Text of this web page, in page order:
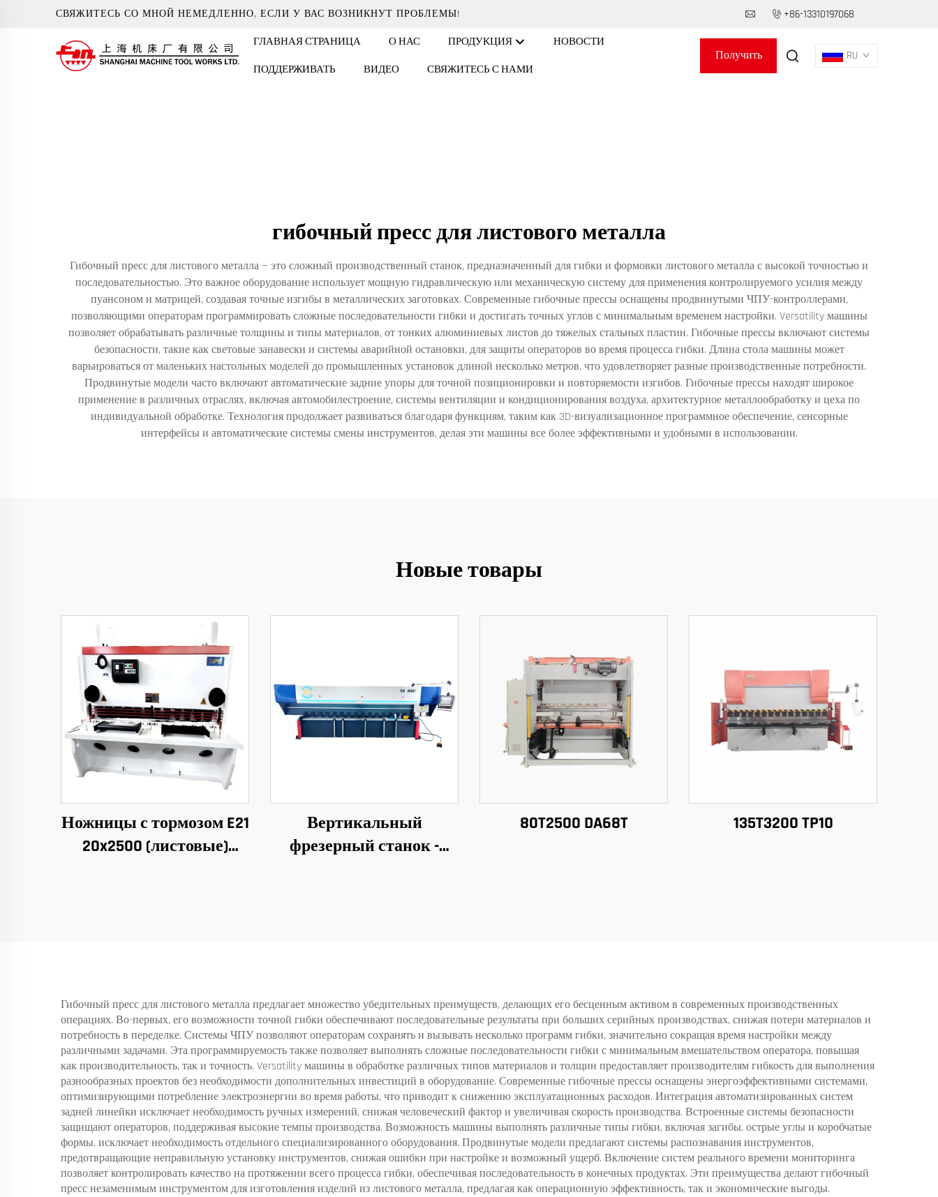
СВЯЖИТЕСЬ СО МНОЙ НЕМЕДЛЕННО, ЕСЛИ У ВАС ВОЗНИКНУТ ПРОБЛЕМЫ! +86-13310197068
ГЛАВНАЯ СТРАНИЦА О НАС ПРОДУКЦИЯ НОВОСТИ
ПОДДЕРЖИВАТЬ ВИДЕО СВЯЖИТЕСЬ С НАМИ
Получить RU
гибочный пресс для листового металла
Гибочный пресс для листового металла — это сложный производственный станок, предназначенный для гибки и формовки листового металла с высокой точностью и
последовательностью. Это важное оборудование использует мощную гидравлическую или механическую систему для применения контролируемого усилия между
пуансоном и матрицей, создавая точные изгибы в металлических заготовках. Современные гибочные прессы оснащены продвинутыми ЧПУ-контроллерами,
позволяющими операторам программировать сложные последовательности гибки и достигать точных углов с минимальным временем настройки. Versatility машины
позволяет обрабатывать различные толщины и типы материалов, от тонких алюминиевых листов до тяжелых стальных пластин. Гибочные прессы включают системы
безопасности, такие как световые занавески и системы аварийной остановки, для защиты операторов во время процесса гибки. Длина стола машины может
варьироваться от маленьких настольных моделей до промышленных установок длиной несколько метров, что удовлетворяет разные производственные потребности.
Продвинутые модели часто включают автоматические задние упоры для точной позиционировки и повторяемости изгибов. Гибочные прессы находят широкое
применение в различных отраслях, включая автомобилестроение, системы вентиляции и кондиционирования воздуха, архитектурное металлообработку и цеха по
индивидуальной обработке. Технология продолжает развиваться благодаря функциям, таким как 3D-визуализационное программное обеспечение, сенсорные
интерфейсы и автоматические системы смены инструментов, делая эти машины все более эффективными и удобными в использовании.
Новые товары
Ножницы с тормозом E21
20x2500 (листовые)
Вертикальный
фрезерный станок -
80T2500 DA68T 135T3200 TP10
Гибочный пресс для листового металла предлагает множество убедительных преимуществ, делающих его бесценным активом в современных производственных
операциях. Во-первых, его возможности точной гибки обеспечивают последовательные результаты при больших серийных производствах, снижая потери материалов и
потребность в переделке. Системы ЧПУ позволяют операторам сохранять и вызывать несколько программ гибки, значительно сокращая время настройки между
различными задачами. Эта программируемость также позволяет выполнять сложные последовательности гибки с минимальным вмешательством оператора, повышая
как производительность, так и точность. Versatility машины в обработке различных типов материалов и толщин предоставляет производителям гибкость для выполнения
разнообразных проектов без необходимости дополнительных инвестиций в оборудование. Современные гибочные прессы оснащены энергоэффективными системами,
оптимизирующими потребление электроэнергии во время работы, что приводит к снижению эксплуатационных расходов. Интеграция автоматизированных систем
задней линейки исключает необходимость ручных измерений, снижая человеческий фактор и увеличивая скорость производства. Встроенные системы безопасности
защищают операторов, поддерживая высокие темпы производства. Возможность машины выполнять различные типы гибки, включая загибы, острые углы и коробчатые
формы, исключает необходимость отдельного специализированного оборудования. Продвинутые модели предлагают системы распознавания инструментов,
предотвращающие неправильную установку инструментов, снижая ошибки при настройке и возможный ущерб. Включение систем реального времени мониторинга
позволяет контролировать качество на протяжении всего процесса гибки, обеспечивая последовательность в конечных продуктах. Эти преимущества делают гибочный
пресс незаменимым инструментом для изготовления изделий из листового металла, предлагая как операционную эффективность, так и экономические выгоды.